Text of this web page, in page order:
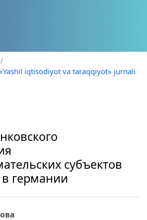
/
iqtisodiyot va taraqqiyot» jurnali
субъектов
германии